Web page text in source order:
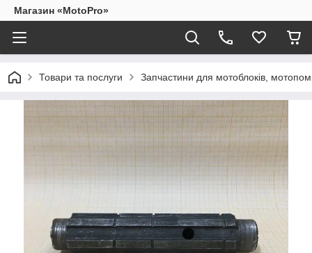
Магазин «MotoPro»
Товари та послуги Запчастини для мотоблоків,